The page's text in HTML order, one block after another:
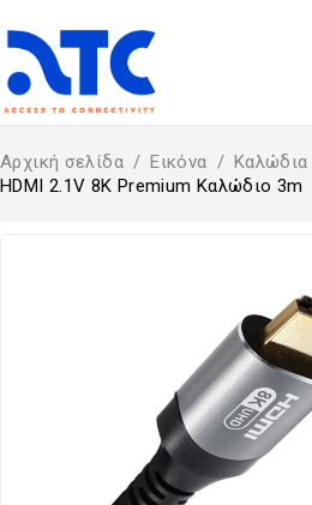
Αρχική σελίδα / Εικόνα / Καλώδια
HDMI 2.1V 8K Premium Καλώδιο 3m